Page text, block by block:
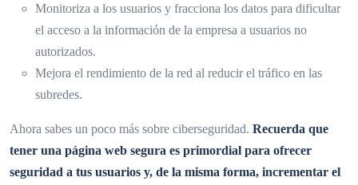
Monitoriza a los usuarios y fracciona los datos para dificultar
el acceso a la información de la empresa a usuarios no
autorizados.
Mejora el rendimiento de la red al reducir el tráfico en las
subredes.
Ahora sabes un poco más sobre ciberseguridad. Recuerda que
tener una página web segura es primordial para ofrecer
seguridad a tus usuarios y, de la misma forma, incrementar el